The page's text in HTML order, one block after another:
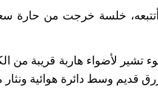
خلسة خرجت من حارة
تشير لأضواء هاربة قريبة من
قديم وسط دائرة هوائية